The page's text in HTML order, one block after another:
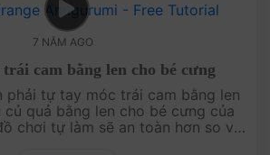
7 NĂM AGO
cam bằng len cho bé cưng
phải tự tay móc trái cam bằng len
củ quả bằng len cho bé cưng của
chơi tự làm sẽ an toàn hơn so với